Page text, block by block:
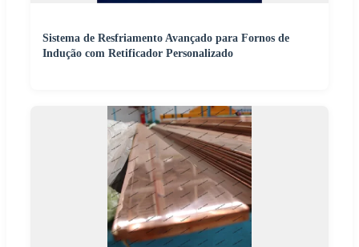
Sistema de Resfriamento Avançado para Fornos de
Indução com Retificador Personalizado